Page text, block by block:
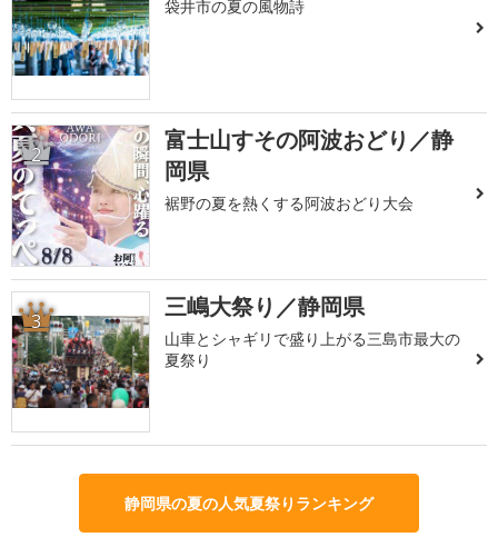
袋井市の夏の風物詩
2
富士山すその阿波おどり／静
岡県
裾野の夏を熱くする阿波おどり大会
3 三嶋大祭り／静岡県
山車とシャギリで盛り上がる三島市最大の
夏祭り
静岡県の夏の人気夏祭りランキング